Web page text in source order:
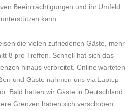
Beeinträchtigungen und ihr Umfeld
kann.
die vielen zufriedenen Gäste, mehr
8 pro Treffen. Schnell hat sich das
hinaus verbreitet. Online warteten
und Gäste nahmen uns via Laptop
Bald hatten wir Gäste in Deutschland
Grenzen haben sich verschoben: